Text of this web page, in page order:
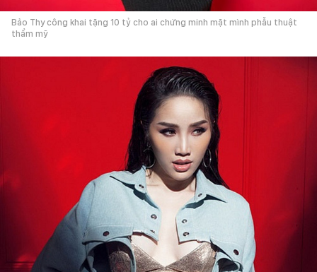
Bảo Thy công khai tặng 10 tỷ cho ai chứng minh mặt mình phẫu thuật
thẩm mỹ